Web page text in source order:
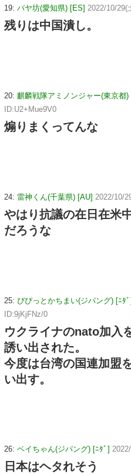
19: バヤ坊(愛知県) [ES] 2022/10/29(
残りは中国潰し。
20: 麒麟戦隊アミノンジャー(東京都)
ID:U2+Mue9V0
煽りまくってんな
24: 雷神くん(千葉県) [AU] 2022/10/
やはり抗議の在日在米
だろうな
25: ぴぴっとかちまい(ジパング) [ﾆﾀ
ID:9jKjFNz/0
ウクライナのnato加入
誘い出された。
今度は台湾の国連加盟
い出す。
26: ベイちゃん(ジパング) [ﾆﾀﾞ]
日本はヘタれそう